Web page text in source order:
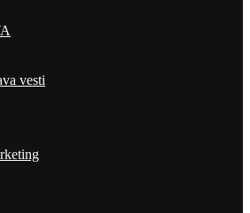
vesti